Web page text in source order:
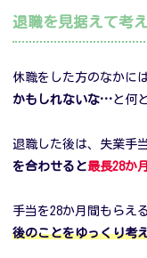
退職を見据えて考
休職をした方のなかには
かもしれないな…と何
退職した後は、失業手
を合わせると最長28か
手当を28か月間もらえ
後のことをゆっくり考